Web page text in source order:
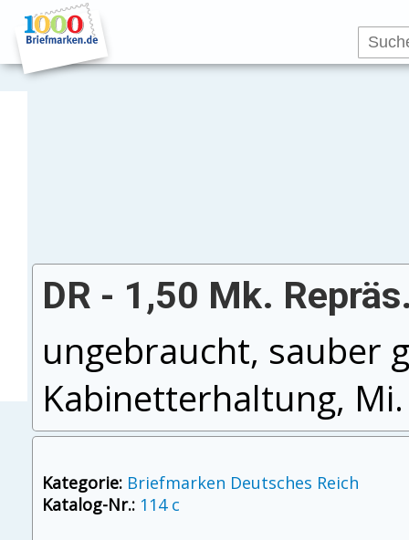
DR - 1,50 Mk.
ungebraucht, sauber
Kabinetterhaltung,
Kategorie: Briefmarken Deutsches Reich
Katalog-Nr.: 114 c